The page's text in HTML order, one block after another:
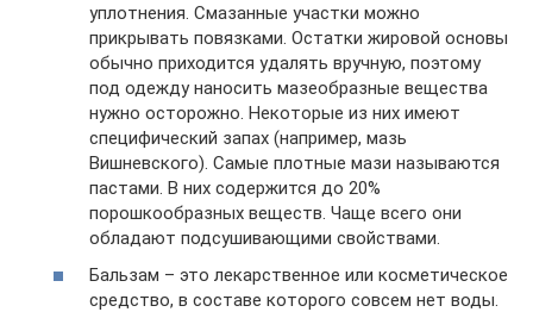
уплотнения. Смазанные участки можно
прикрывать повязками. Остатки жировой основы
обычно приходится удалять вручную, поэтому
под одежду наносить мазеобразные вещества
нужно осторожно. Некоторые из них имеют
специфический запах (например, мазь
Вишневского). Самые плотные мази называются
пастами. В них содержится до 20%
порошкообразных веществ. Чаще всего они
обладают подсушивающими свойствами.
Бальзам – это лекарственное или косметическое
средство, в составе которого совсем нет воды.